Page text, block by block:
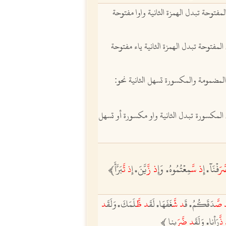
تبدل الهمزة الثانية واوا مفتوحة
تبدل الهمزة الثانيةياء مفتوحة
والمكسورة تسهل الثانية نحو:
تبدل الثانية واو مكسورة أو تسهل
رَفۡنَآ، إِذسَّمِعۡتُمُوهُ، وَإِذزَّيَّنَ، إِذتَّبَرَّأَﵲ
صَّدَقَكُمُ، قَدشَّغَفَهَا، لَقَدظَّلَمَكَ، وَلَقَد
ذَّرَأنا، وَلَقَدضَّرَبناﵲ